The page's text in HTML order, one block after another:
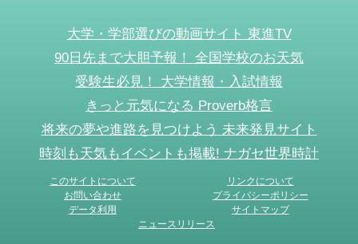
大学・学部選びの動画サイト 東進TV
90日先まで大胆予報！ 全国学校のお天気
受験生必見！ 大学情報・入試情報
きっと元気になる Proverb格言
将来の夢や進路を見つけよう 未来発見サイト
時刻も天気もイベントも掲載! ナガセ世界時計
このサイトについて
リンクについて
お問い合わせ
プライバシーポリシー
データ利用
サイトマップ
ニュースリリース